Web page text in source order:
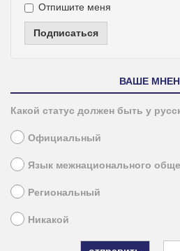
Отпишите меня
Подписаться
ВАШЕ
Какой статус должен быть у
Официальный
Язык межнационального
Региональный
Никакой